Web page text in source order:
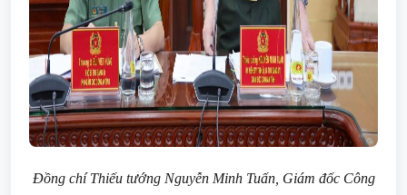
Đồng chí Thiếu tướng Nguyễn Minh Tuấn, Giám đốc Công